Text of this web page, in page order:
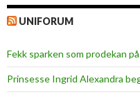
UNIFORUM
Fekk sparken som prodekan
Prinsesse Ingrid Alexandra